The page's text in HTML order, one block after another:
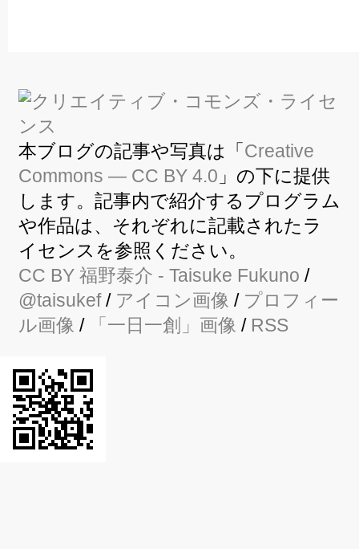
本ブログの記事や写真は「 Creative
Commons — CC BY 4.0 」の下に提供
します。記事内で紹介するプログラム
や作品は、それぞれに記載されたラ
イセンスを参照ください。
CC BY 福野泰介 - Taisuke Fukuno /
@taisukef/ アイコン画像 / プロフィー
ル画像 / 「一日一創」画像 / RSS